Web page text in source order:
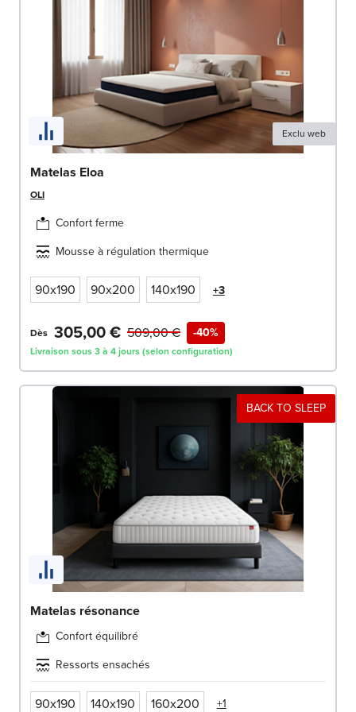
Exclu web
Matelas Eloa
OLI
Confort ferme
Mousse à régulation thermique
90x190 90x200 140x190 +3
Dès 305,00 € -40%
509,00 €
Livraison sous 3 à 4 jours (selon configuration)
BACK TO SLEEP
Matelas résonance
Confort équilibré
Ressorts ensachés
90x190 140x190 160x200 +1